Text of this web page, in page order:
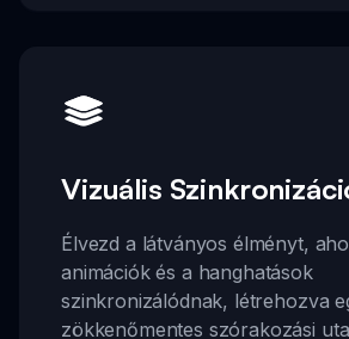
Vizuális
Élvezd a látványos élményt,
animációk és a hanghatások
szinkronizálódnak, létrehozva
zökkenőmentes szórakozási